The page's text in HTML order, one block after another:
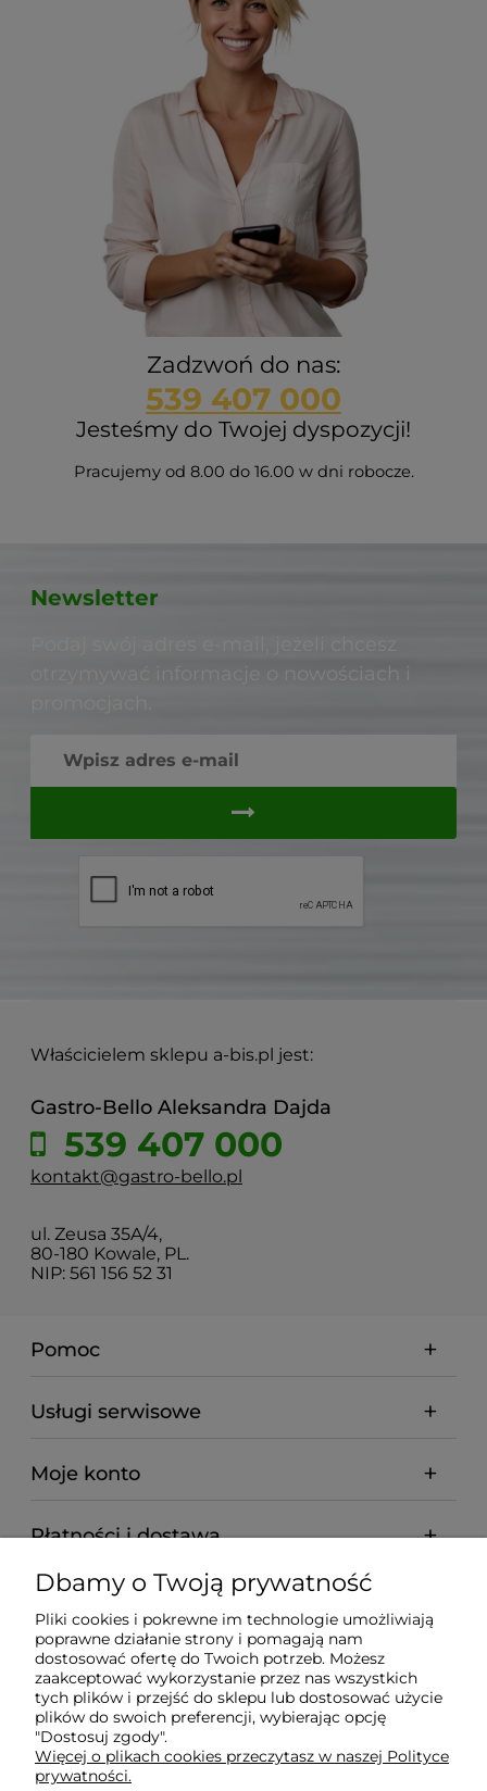
Zadzwoń do nas:
539 407 000
Jesteśmy do Twojej dyspozycji!
Pracujemy od 8.00 do 16.00 w dni robocze.
Newsletter
otrzymywać informacje o nowościach i
Właścicielem sklepu a-bis.pl jest:
Gastro-Bello Aleksandra Dajda
539 407 000
kontakt@gastro-bello.pl
ul. Zeusa 35A/4,
80-180 Kowale, PL.
NIP: 561 156 52 31
Pomoc
Usługi serwisowe
Moje konto
Płatności i dostawa
Informacje
O nas
Wyposażenie Gastronomii - Projekty Technologiczne -
Sklep Gastronomiczny - Serwis Sprzętu
Gastronomicznego | Gdańsk - Trójmiasto - Pomorskie
Dbamy o Twoją prywatność
Pliki cookies i pokrewne im technologie umożliwiają
poprawne działanie strony i pomagają nam
dostosować ofertę do Twoich potrzeb. Możesz
zaakceptować wykorzystanie przez nas wszystkich
tych plików i przejść do sklepu lub dostosować użycie
plików do swoich preferencji, wybierając opcję
"Dostosuj zgody".
Więcej o plikach cookies przeczytasz w naszej Polityce
prywatności.